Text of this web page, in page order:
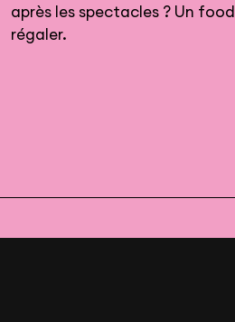
après les spectacles ? Un
régaler.